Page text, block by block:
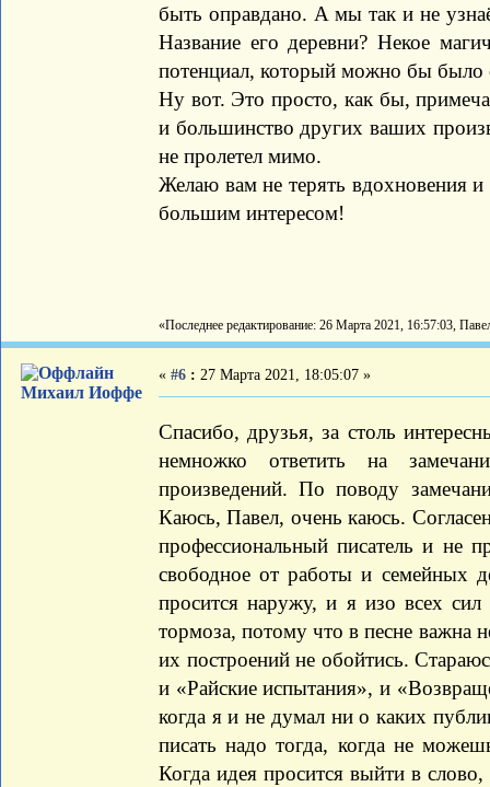
быть оправдано. А мы так и не
Название его деревни? Некое
потенциал, который можно бы было
Ну вот. Это просто, как бы,
и большинство других ваших
не пролетел мимо.
Желаю вам не терять вдохновения
большим интересом!
«Последнее редактирование: 26 Марта 2021, 16:57:03,
Михаил Иоффе
« #6 : 27 Марта 2021, 18:05:07 »
Спасибо, друзья, за столь
немножко ответить на
произведений. По поводу
Каюсь, Павел, очень каюсь.
профессиональный писатель и не
свободное от работы и семейных
просится наружу, и я изо всех
тормоза, потому что в песне важна
их построений не обойтись.
и «Райские испытания», и
когда я и не думал ни о каких
писать надо тогда, когда не
Когда идея просится выйти в